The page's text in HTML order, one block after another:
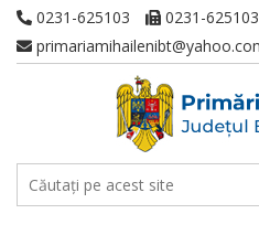
0231-625103
0231-625103